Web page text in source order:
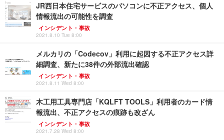
JR西日本住宅サービスのパソコンに不正アクセス、個人
情報流出の可能性を調査
インシデント・事故
2021.8.10 Tue 8:00
メルカリの「Codecov」利用に起因する不正アクセス詳
細調査、新たに38件の外部流出確認
インシデント・事故
2021.8.11 Wed 8:00
木工用工具専門店「KQLFT TOOLS」利用者のカード情
報流出、不正アクセスの痕跡も改ざん
インシデント・事故
2021.7.28 Wed 8:00